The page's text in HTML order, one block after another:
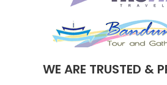
WE ARE TRUSTED &